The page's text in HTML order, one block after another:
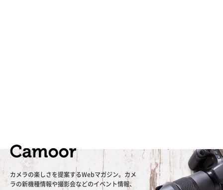
カメラの楽しさを提案するWebマガジン。カメ
ラの新機種情報や撮影会などのイベント情報、